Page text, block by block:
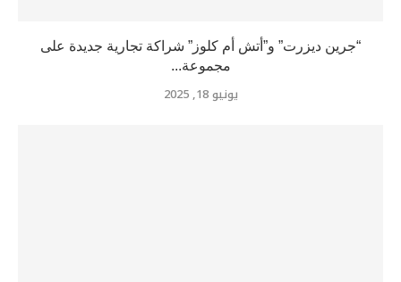
“جرين ديزرت” و”أتش أم كلوز” شراكة تجارية جديدة على
مجموعة...
يونيو 18, 2025